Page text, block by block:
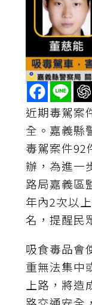
近期毒駕案
全。嘉義縣
毒駕案件92
辦，為進一
路局嘉義區
年內2次以
名，提醒民
吸食毒品會
重無法集中
上路，將